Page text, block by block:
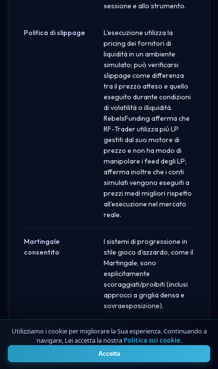
sessione e allo strumento.
Politica di slippage
L'esecuzione utilizza la
pricing dei fornitori di
liquidità in un ambiente
simulato; può verificarsi
slippage come differenza
tra il prezzo atteso e quello
eseguito durante condizioni
di volatilità o illiquidità.
RebelsFunding afferma che
RF-Trader utilizza più LP
gestiti dal suo motore di
prezzo e non ha modo di
manipolare i feed degli LP;
afferma inoltre che i conti
simulati vengono eseguiti a
prezzi medi migliori rispetto
all'esecuzione nel mercato
reale.
Martingale
consentito
I sistemi di progressione in
stile gioco d'azzardo, come il
Martingale, sono
esplicitamente
scoraggiati/proibiti (inclusi
approcci a griglia densa e
sovraesposizione).
Limiti della
dimensione del lotto
Non viene pubblicata alcuna
dimensione massima di lotto
a livello aziendale; RF-Trader
utilizza impostazioni
Utilizziamo i cookie per migliorare la Sua esperienza. Continuando a
navigare, Lei accetta la nostra Politica sui cookie.
Accetta